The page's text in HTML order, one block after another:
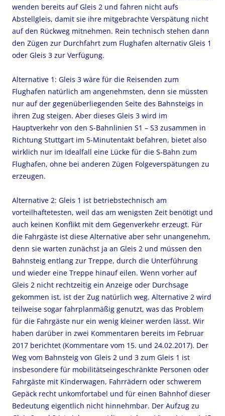
wenden bereits auf Gleis 2 und fahren nicht aufs
Abstellgleis, damit sie ihre mitgebrachte Verspätung nicht
auf den Rückweg mitnehmen. Rein technisch stehen dann
den Zügen zur Durchfahrt zum Flughafen alternativ Gleis 1
oder Gleis 3 zur Verfügung.
Alternative 1: Gleis 3 wäre für die Reisenden zum
Flughafen natürlich am angenehmsten, denn sie müssten
nur auf der gegenüberliegenden Seite des Bahnsteigs in
ihren Zug steigen. Aber dieses Gleis 3 wird im
Hauptverkehr von den S-Bahnlinien S1 – S3 zusammen in
Richtung Stuttgart im 5-Minutentakt befahren, bietet also
wirklich nur im Idealfall eine Lücke für die S-Bahn zum
Flughafen, ohne bei anderen Zügen Folgeverspätungen zu
erzeugen.
Alternative 2: Gleis 1 ist betriebstechnisch am
vorteilhaftetesten, weil das am wenigsten Zeit benötigt und
auch keinen Konflikt mit dem Gegenverkehr erzeugt. Für
die Fahrgäste ist diese Alternative aber sehr unangenehm,
denn sie warten zunächst ja an Gleis 2 und müssen den
Bahnsteig entlang zur Treppe, durch die Unterführung
und wieder eine Treppe hinauf eilen. Wenn vorher auf
Gleis 2 nicht rechtzeitig ein Anzeige oder Durchsage
gekommen ist, ist der Zug natürlich weg. Alternative 2 wird
teilweise sogar fahrplanmäßig genutzt, was das Problem
für die Fahrgäste nur ein wenig kleiner werden lässt. Wir
haben darüber in zwei Kommentaren bereits im Februar
2017 berichtet (Kommentare vom 15. und 24.02.2017). Der
Weg vom Bahnsteig von Gleis 2 und 3 zum Gleis 1 ist
insbesondere für mobilitätseingeschränkte Personen oder
Fahrgäste mit Kinderwagen, Fahrrädern oder schwerem
Gepäck recht unkomfortabel und für einen Bahnhof dieser
Bedeutung eigentlich nicht hinnehmbar. Der Aufzug zu